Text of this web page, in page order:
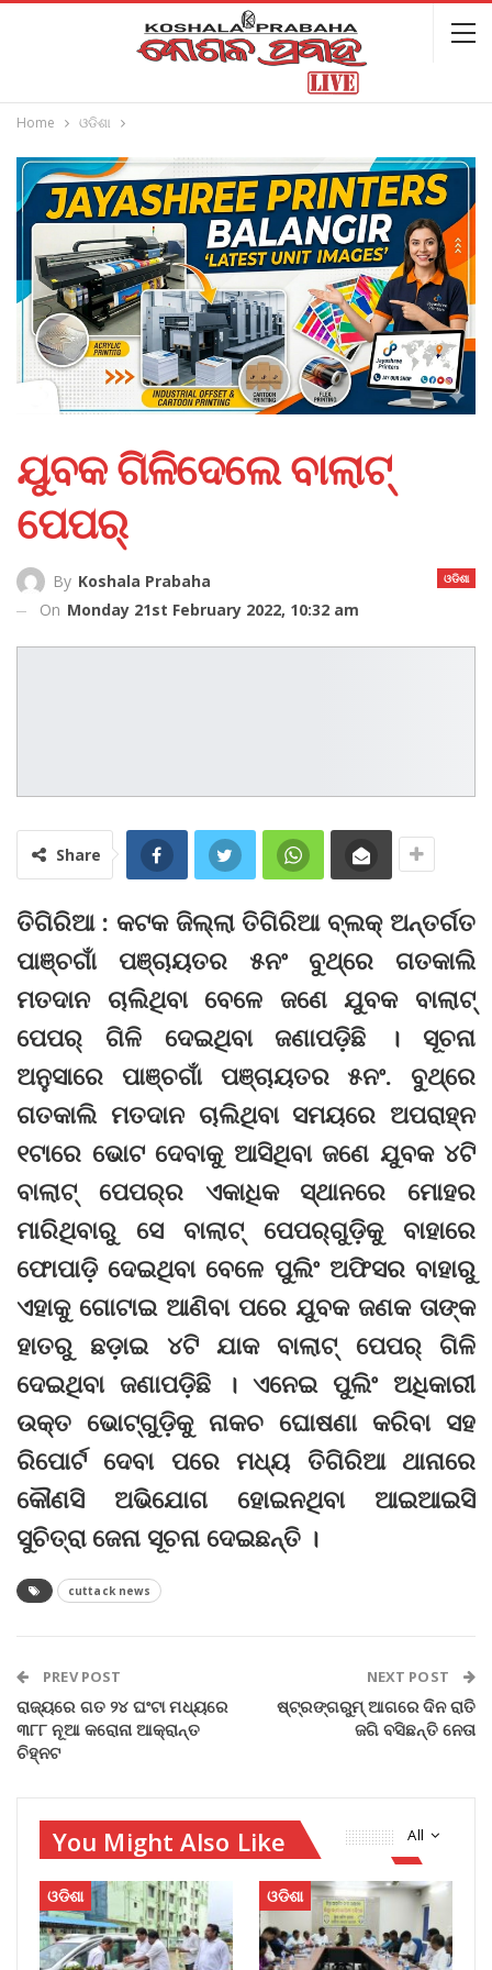
Home ଓଡିଶା
ଯୁବକ ଗିଳିଦେଲେ ବାଲାଟ୍‌
ପେପର୍‌
ଓଡିଶା
By Koshala Prabaha
On Monday 21st February 2022, 10:32 am
Share
ତିଗିରିଆ : କଟକ ଜିଲ୍ଲା ତିଗିରିଆ ବ୍ଲକ୍‌ ଅନ୍ତର୍ଗତ
ପାଞ୍ଚଗାଁ ପଞ୍ଚାୟତର ୫ନଂ ବୁଥ୍‌ରେ ଗତକାଲି
ମତଦାନ ଚାଲିଥିବା ବେଳେ ଜଣେ ଯୁବକ ବାଲାଟ୍‌
ପେପର୍‌ ଗିଳି ଦେଇଥିବା ଜଣାପଡ଼ିଛି । ସୂଚନା
ଅନୁସାରେ ପାଞ୍ଚଗାଁ ପଞ୍ଚାୟତର ୫ନଂ. ବୁଥ୍‌ରେ
ଗତକାଲି ମତଦାନ ଚାଲିଥିବା ସମୟରେ ଅପରାହ୍ନ
୧ଟାରେ ଭୋଟ ଦେବାକୁ ଆସିଥିବା ଜଣେ ଯୁବକ ୪ଟି
ବାଲାଟ୍‌ ପେପର୍‌ର ଏକାଧିକ ସ୍ଥାନରେ ମୋହର
ମାରିଥିବାରୁ ସେ ବାଲାଟ୍‌ ପେପର୍‌ଗୁଡ଼ିକୁ ବାହାରେ
ଫୋପାଡ଼ି ଦେଇଥିବା ବେଳେ ପୁଲିଂ ଅଫିସର ବାହାରୁ
ଏହାକୁ ଗୋଟାଇ ଆଣିବା ପରେ ଯୁବକ ଜଣକ ତାଙ୍କ
ହାତରୁ ଛଡ଼ାଇ ୪ଟି ଯାକ ବାଲାଟ୍‌ ପେପର୍‌ ଗିଳି
ଦେଇଥିବା ଜଣାପଡ଼ିଛି । ଏନେଇ ପୁଲିଂ ଅଧିକାରୀ
ଉକ୍ତ ଭୋଟ୍‌ଗୁଡ଼ିକୁ ନାକଚ ଘୋଷଣା କରିବା ସହ
ରିପୋର୍ଟ ଦେବା ପରେ ମଧ୍ୟ ତିଗିରିଆ ଥାନାରେ
କୌଣସି ଅଭିଯୋଗ ହୋଇନଥିବା ଆଇଆଇସି
ସୁଚିତ୍ରା ଜେନା ସୂଚନା ଦେଇଛନ୍ତି ।
cuttack news
PREV POST
ରାଜ୍ୟରେ ଗତ ୨୪ ଘଂଟା ମଧ୍ୟରେ
୩୮୮ ନୂଆ କରୋନା ଆକ୍ରାନ୍ତ
ଚିହ୍ନଟ
NEXT POST
ଷ୍ଟ୍ରଙ୍ଗରୁମ୍ ଆଗରେ ଦିନ ରାତି
ଜଗି ବସିଛନ୍ତି ନେତା
All
You Might Also Like
ଓଡିଶା ଓଡିଶା